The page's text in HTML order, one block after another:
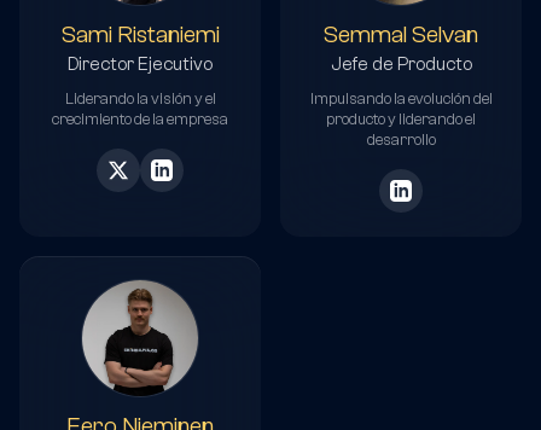
Sami Ristaniemi
Director Ejecutivo
Liderando la visión y el
crecimiento de la empresa
Semmal Selvan
Jefe de Producto
Impulsando la evolución del
producto y liderando el
desarrollo